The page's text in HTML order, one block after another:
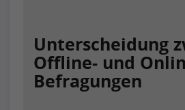
Unterscheidung
Offline- und
Befragungen